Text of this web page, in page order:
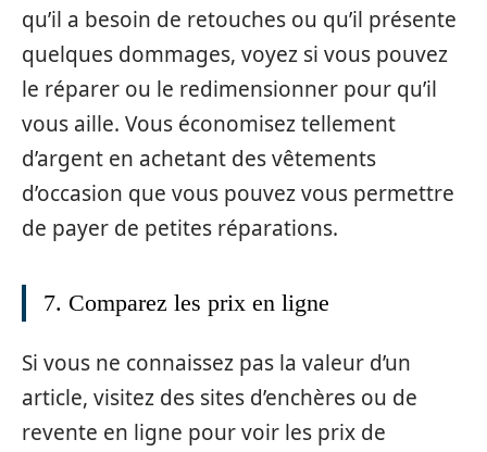
qu’il a besoin de retouches ou qu’il présente
quelques dommages, voyez si vous pouvez
le réparer ou le redimensionner pour qu’il
vous aille. Vous économisez tellement
d’argent en achetant des vêtements
d’occasion que vous pouvez vous permettre
de payer de petites réparations.
7. Comparez les prix en ligne
Si vous ne connaissez pas la valeur d’un
article, visitez des sites d’enchères ou de
revente en ligne pour voir les prix de